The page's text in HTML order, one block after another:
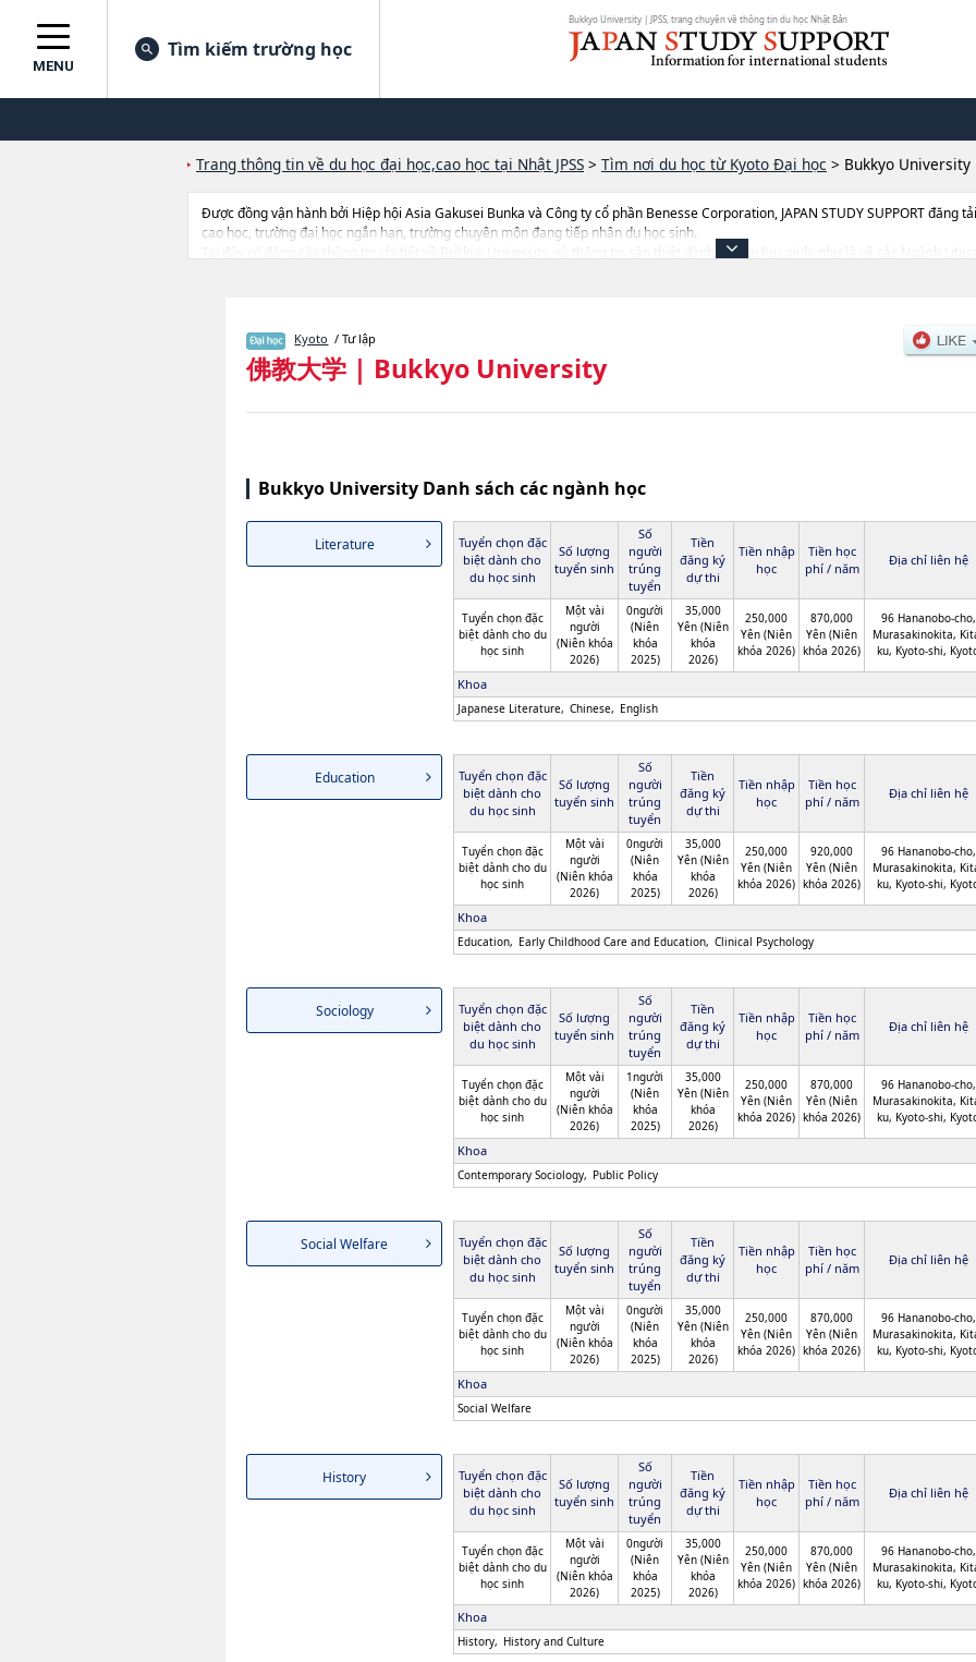
Bukkyo University | JPSS, trang chuyên về thông tin du học Nhật Bản
MENU
Tìm kiếm trường học
Trang thông tin về du học đại học,cao học tại Nhật JPSS > Tìm nơi du học từ Kyoto Đại học > Bukkyo University
Được đồng vận hành bởi Hiệp hội Asia Gakusei Bunka và Công ty cổ phần Benesse Corporation, JAPAN STUDY SUPPORT đăng
cao học, trường đại học ngắn hạn, trường chuyên môn đang tiếp nhận du học sinh.
Tại đây có đăng các thông tin chi tiết về Bukkyo University, và thông tin cần thiết dành cho du học sinh, như là về các Ngành
Kyoto / Tư lập
佛教大学 | Bukkyo University
Bukkyo University Danh sách các ngành học
Literature
Tuyển chọn đặc
biệt dành cho
du học sinh
Số lượng
tuyển sinh
Số
người
trúng
tuyển
Tiền
đăng ký
dự thi
Tiền nhập
học
Tiền học
phí / năm
Địa chỉ liên hệ
Tuyển chọn đặc
biệt dành cho du
học sinh
Một vài
người
(Niên khóa
2026)
0người
(Niên
khóa
2025)
35,000
Yên (Niên
khóa
2026)
250,000
Yên (Niên
khóa 2026)
870,000
Yên (Niên
khóa 2026)
96 Hananobo-cho,
Murasakinokita,
ku, Kyoto-shi,
Khoa
Japanese Literature Chinese English
Education
Tuyển chọn đặc
biệt dành cho
du học sinh
Số lượng
tuyển sinh
Số
người
trúng
tuyển
Tiền
đăng ký
dự thi
Tiền nhập
học
Tiền học
phí / năm
Địa chỉ liên hệ
Tuyển chọn đặc
biệt dành cho du
học sinh
Một vài
người
(Niên khóa
2026)
0người
(Niên
khóa
2025)
35,000
Yên (Niên
khóa
2026)
250,000
Yên (Niên
khóa 2026)
920,000
Yên (Niên
khóa 2026)
96 Hananobo-cho,
Murasakinokita,
ku, Kyoto-shi,
Khoa
Education Early Childhood Care and Education Clinical Psychology
Sociology
Tuyển chọn đặc
biệt dành cho
du học sinh
Số lượng
tuyển sinh
Số
người
trúng
tuyển
Tiền
đăng ký
dự thi
Tiền nhập
học
Tiền học
phí / năm
Địa chỉ liên hệ
Tuyển chọn đặc
biệt dành cho du
học sinh
Một vài
người
(Niên khóa
2026)
1người
(Niên
khóa
2025)
35,000
Yên (Niên
khóa
2026)
250,000
Yên (Niên
khóa 2026)
870,000
Yên (Niên
khóa 2026)
96 Hananobo-cho,
Murasakinokita,
ku, Kyoto-shi,
Khoa
Contemporary Sociology Public Policy
Social Welfare
Tuyển chọn đặc
biệt dành cho
du học sinh
Số lượng
tuyển sinh
Số
người
trúng
tuyển
Tiền
đăng ký
dự thi
Tiền nhập
học
Tiền học
phí / năm
Địa chỉ liên hệ
Tuyển chọn đặc
biệt dành cho du
học sinh
Một vài
người
(Niên khóa
2026)
0người
(Niên
khóa
2025)
35,000
Yên (Niên
khóa
2026)
250,000
Yên (Niên
khóa 2026)
870,000
Yên (Niên
khóa 2026)
96 Hananobo-cho,
Murasakinokita,
ku, Kyoto-shi,
Khoa
Social Welfare
History
Tuyển chọn đặc
biệt dành cho
du học sinh
Số lượng
tuyển sinh
Số
người
trúng
tuyển
Tiền
đăng ký
dự thi
Tiền nhập
học
Tiền học
phí / năm
Địa chỉ liên hệ
Tuyển chọn đặc
biệt dành cho du
học sinh
Một vài
người
(Niên khóa
2026)
0người
(Niên
khóa
2025)
35,000
Yên (Niên
khóa
2026)
250,000
Yên (Niên
khóa 2026)
870,000
Yên (Niên
khóa 2026)
96 Hananobo-cho,
Murasakinokita,
ku, Kyoto-shi,
Khoa
History History and Culture